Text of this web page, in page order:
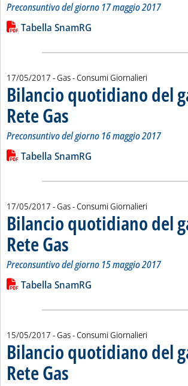
Preconsuntivo del giorno 17 maggio 2017
Leggi tutta la notizia: 'Bilancio
Lista allegati PDF alla notizia
Tabella SnamRG
17/05/2017 - Gas - Consumi Giornalieri
Bilancio quotidiano del
Rete Gas . Sottotitolo: Preconsuntivo del giorno 16
. Pubblicata mercoledì 17 maggio 2017
Preconsuntivo del giorno 16 maggio 2017
Leggi tutta la notizia: 'Bilancio
Lista allegati PDF alla notizia
Tabella SnamRG
17/05/2017 - Gas - Consumi Giornalieri
Bilancio quotidiano del
Rete Gas . Sottotitolo: Preconsuntivo del giorno 15
. Pubblicata mercoledì 17 maggio 2017
Preconsuntivo del giorno 15 maggio 2017
Leggi tutta la notizia: 'Bilancio
Lista allegati PDF alla notizia
Tabella SnamRG
15/05/2017 - Gas - Consumi Giornalieri
Bilancio quotidiano del
Rete Gas . Sottotitolo: Preconsuntivo del giorno 14
. Pubblicata lunedì 15 maggio 2017 alle